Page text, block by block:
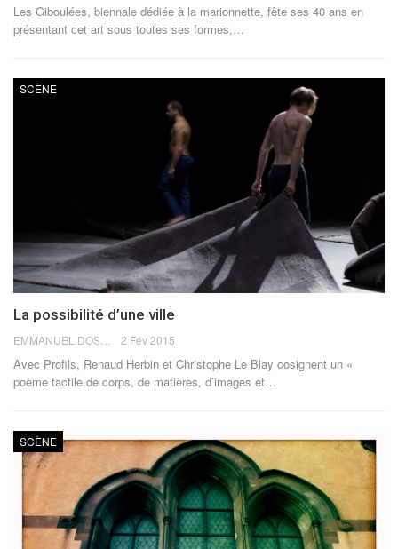
Les Giboulées, biennale dédiée à la marionnette, fête ses 40 ans en
présentant cet art sous toutes ses formes,…
SCÈNE
La possibilité d’une ville
2 Fév 2015
Avec Profils, Renaud Herbin et Christophe Le Blay cosignent un «
poème tactile de corps, de matières, d’images et…
SCÈNE